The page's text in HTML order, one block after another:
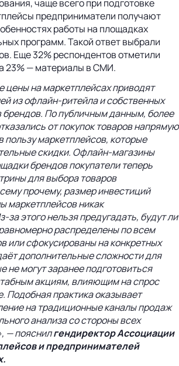
чаще всего при подготовке
предприниматели получают
работы на площадках
программ. Такой ответ выбрали
Еще 32% респондентов отметили
23% — материалы в СМИ.
цены на маркетплейсах приводят
изофлайн-ритейлаи собственных
брендов. По публичным данным, более
от покупок товаров напрямую
пользу маркетплейсов, которые
скидки. Офлайн-магазины
брендов покупатели теперь
для выбора товаров
прочему, размер инвестиций
маркетплейсов никак
заэтого нельзя предугадать, будут ли
распределены по всем
или сфокусированы на конкретных
дополнительные сложности для
не могут заранее подготовиться
акциям, влияющим на спрос
Подобная практика оказывает
на традиционные каналы продаж
анализа со стороны всех
— пояснилгендиректор Ассоциации
и предпринимателей